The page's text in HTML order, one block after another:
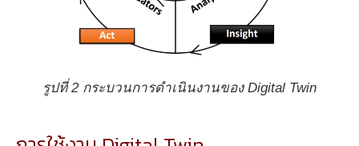
รูปที่ 2 กระบวนการดำเนินงานของ Digital Twin